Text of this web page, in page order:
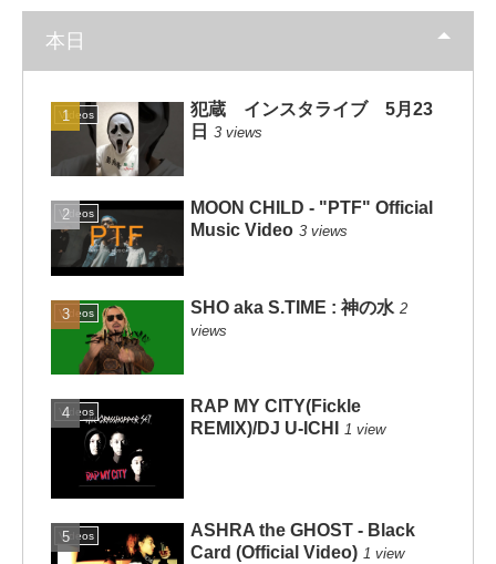
本日
Videos
犯蔵 インスタライブ 5月23
日 3 views
Videos
MOON CHILD - "PTF" Official
Music Video 3 views
Videos SHO aka S.TIME : 神の水 2
views
Videos
RAP MY CITY(Fickle
REMIX)/DJ U-ICHI
1 view
Videos
ASHRA the GHOST - Black
Card (Official Video) 1 view